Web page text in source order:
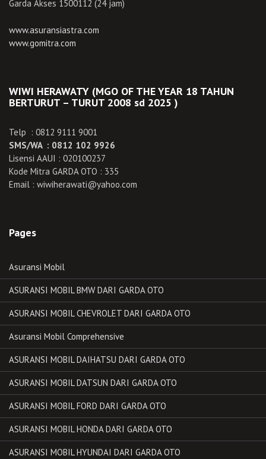
Garda Akses 1500112 (24 jam)
www.asuransiastra.com
www.gomitra.com
WIWI HERAWATY (MGO OF THE YEAR 18 TAHUN
BERTURUT – TURUT 2008 sd 2025 )
Telp : 0812 9111 9001
SMS/WA : 0812 102 9926
Lisensi AAUI : 020100237
Kode Mitra GARDA OTO : 335
Email : wiwiherawati@yahoo.com
Pages
Asuransi Mobil
ASURANSI MOBIL BMW DARI GARDA OTO
ASURANSI MOBIL CHEVROLET DARI GARDA OTO
Asuransi Mobil Comprehensive
ASURANSI MOBIL DAIHATSU DARI GARDA OTO
ASURANSI MOBIL DATSUN DARI GARDA OTO
ASURANSI MOBIL FORD DARI GARDA OTO
ASURANSI MOBIL HONDA DARI GARDA OTO
ASURANSI MOBIL HYUNDAI DARI GARDA OTO